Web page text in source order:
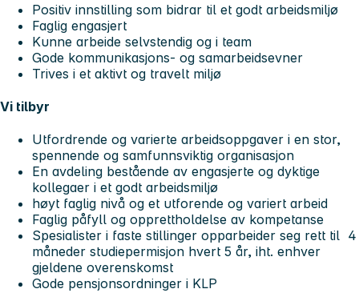
Positiv innstilling som bidrar til et godt arbeidsmiljø
Faglig engasjert
Kunne arbeide selvstendig og i team
Gode kommunikasjons- og samarbeidsevner
Trives i et aktivt og travelt miljø
Vi tilbyr
Utfordrende og varierte arbeidsoppgaver i en stor,
spennende og samfunnsviktig organisasjon
En avdeling bestående av engasjerte og dyktige
kollegaer i et godt arbeidsmiljø
høyt faglig nivå og et utforende og variert arbeid
Faglig påfyll og opprettholdelse av kompetanse
Spesialister i faste stillinger opparbeider seg rett til 4
måneder studiepermisjon hvert 5 år, iht. enhver
gjeldene overenskomst
Gode pensjonsordninger i KLP